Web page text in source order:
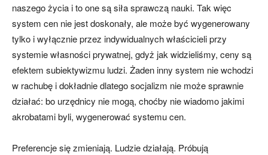
naszego życia i to one są siła sprawczą nauki. Tak więc
system cen nie jest doskonały, ale może być wygenerowany
tylko i wyłącznie przez indywidualnych właścicieli przy
systemie własności prywatnej, gdyż jak widzieliśmy, ceny są
efektem subiektywizmu ludzi. Żaden inny system nie wchodzi
w rachubę i dokładnie dlatego socjalizm nie może sprawnie
działać: bo urzędnicy nie mogą, choćby nie wiadomo jakimi
akrobatami byli, wygenerować systemu cen.
Preferencje się zmieniają. Ludzie działają. Próbują